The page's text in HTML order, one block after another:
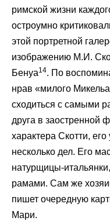
римской жизни
остроумно
этой портретной
изображению М.И.
Бенуа14. По
нрав «милого
сходиться с самыми
друга в заостренной
характера Скотти,
несколько дел. Его
натурщицы-
рамами. Сам же
пишет очередную
Мари.